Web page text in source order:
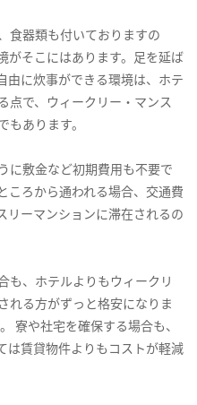
食器類も付いておりますの
がそこにはあります。足を延ば
由に炊事ができる環境は、ホテ
点で、ウィークリー・マンス
あります。
に敷金など初期費用も不要で
ころから通われる場合、交通費
リーマンションに滞在されるの
も、ホテルよりもウィークリ
れる方がずっと格安になりま
寮や社宅を確保する場合も、
は賃貸物件よりもコストが軽減